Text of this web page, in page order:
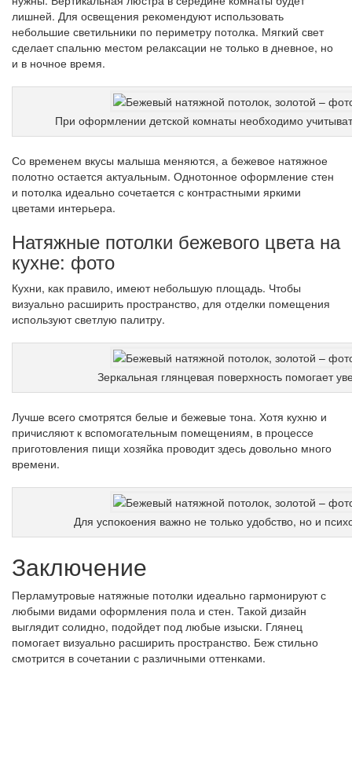
лишней. Для освещения рекомендуют использовать
небольшие светильники по периметру потолка. Мягкий свет
сделает спальню местом релаксации не только в дневное, но
и в ночное время.
При оформлении детской комнаты необходимо
Со временем вкусы малыша меняются, а бежевое натяжное
полотно остается актуальным. Однотонное оформление стен
и потолка идеально сочетается с контрастными яркими
цветами интерьера.
Натяжные потолки бежевого цвета на
кухне: фото
Кухни, как правило, имеют небольшую площадь. Чтобы
визуально расширить пространство, для отделки помещения
используют светлую палитру.
Зеркальная глянцевая поверхность помогает
Лучше всего смотрятся белые и бежевые тона. Хотя кухню и
причисляют к вспомогательным помещениям, в процессе
приготовления пищи хозяйка проводит здесь довольно много
времени.
Для успокоения важно не только удобство, но и
Заключение
Перламутровые натяжные потолки идеально гармонируют с
любыми видами оформления пола и стен. Такой дизайн
выглядит солидно, подойдет под любые изыски. Глянец
помогает визуально расширить пространство. Беж стильно
смотрится в сочетании с различными оттенками.